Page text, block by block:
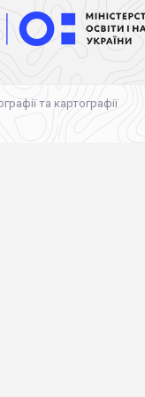
та картографії